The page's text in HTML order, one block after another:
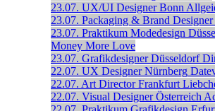
23.07. UX/UI Designer Bonn
23.07. Packaging & Brand Designer
23.07. Praktikum Modedesign
Money More Love
23.07. Grafikdesigner Düsseldorf
22.07. UX Designer Nürnberg
22.07. Art Director Frankfurt
22.07. Visual Designer Österreich